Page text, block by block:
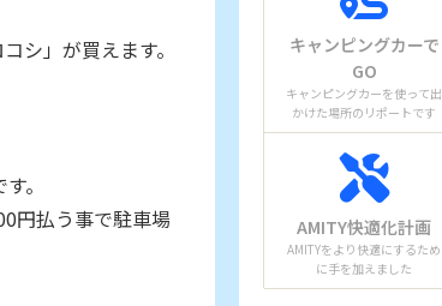
シ」が買えます。
。
円払う事で駐車場
キャンピングカーで
GO
キャンピングカーを使って出
かけた場所のリポートです
AMITY快適化計画
AMITYをより快適にするため
に手を加えました